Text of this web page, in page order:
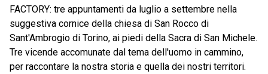
FACTORY: tre appuntamenti da luglio a settembre nella
suggestiva cornice della chiesa di San Rocco di
Sant'Ambrogio di Torino, ai piedi della Sacra di San Michele.
Tre vicende accomunate dal tema dell'uomo in cammino,
per raccontare la nostra storia e quella dei nostri territori.